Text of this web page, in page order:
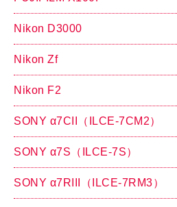
Nikon D3000
Nikon Zf
Nikon F2
SONY α7CII（ILCE-7CM2）
SONY α7S（ILCE-7S）
SONY α7RIII（ILCE-7RM3）